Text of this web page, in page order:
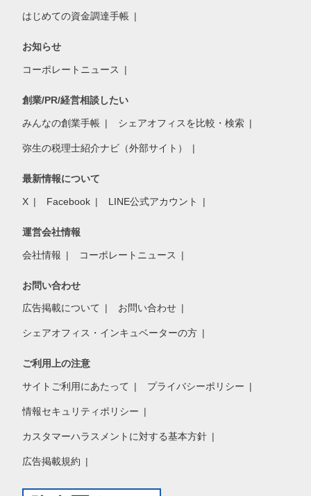
はじめての資金調達手帳
お知らせ
コーポレートニュース
創業/PR/経営相談したい
みんなの創業手帳 シェアオフィスを比較・検索
弥生の税理士紹介ナビ（外部サイト）
最新情報について
X Facebook LINE公式アカウント
運営会社情報
会社情報 コーポレートニュース
お問い合わせ
広告掲載について お問い合わせ
シェアオフィス・インキュベーターの方
ご利用上の注意
サイトご利用にあたって プライバシーポリシー
情報セキュリティポリシー
カスタマーハラスメントに対する基本方針
広告掲載規約